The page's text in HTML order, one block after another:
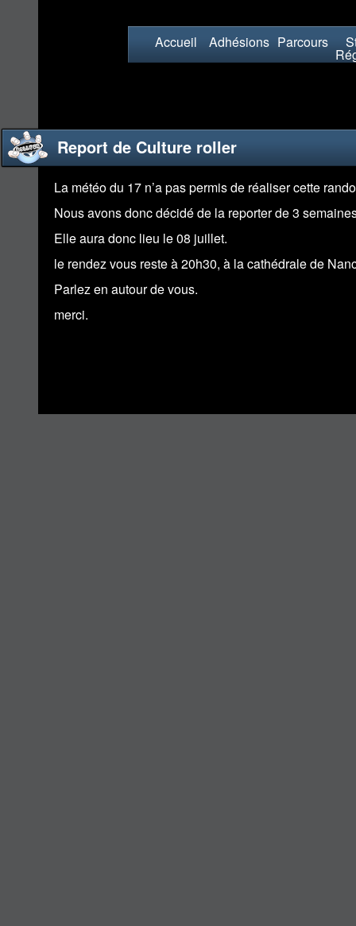
Accueil Adhésions Parcours
Report de Culture roller
La météo du 17 n’a pas permis de réaliser cette
Nous avons donc décidé de la reporter de 3
Elle aura donc lieu le 08 juillet.
le rendez vous reste à 20h30, à la cathédrale de
Parlez en autour de vous.
merci.